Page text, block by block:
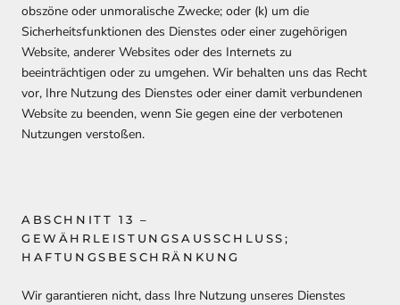
obszöne oder unmoralische Zwecke; oder (k) um die
Sicherheitsfunktionen des Dienstes oder einer zugehörigen
Website, anderer Websites oder des Internets zu
beeinträchtigen oder zu umgehen. Wir behalten uns das Recht
vor, Ihre Nutzung des Dienstes oder einer damit verbundenen
Website zu beenden, wenn Sie gegen eine der verbotenen
Nutzungen verstoßen.
ABSCHNITT 13 –
GEWÄHRLEISTUNGSAUSSCHLUSS;
HAFTUNGSBESCHRÄNKUNG
Wir garantieren nicht, dass Ihre Nutzung unseres Dienstes